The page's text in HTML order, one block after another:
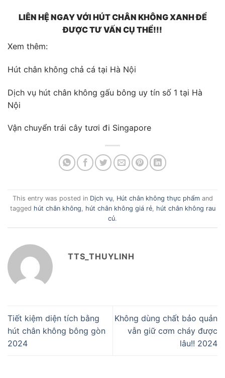
LIÊN HỆ NGAY VỚI HÚT CHÂN KHÔNG XANH ĐỂ
ĐƯỢC TƯ VẤN CỤ THỂ!!!
Xem thêm:
Hút chân không chả cá tại Hà Nội
Dịch vụ hút chân không gấu bông uy tín số 1 tại Hà
Nội
Vận chuyển trái cây tươi đi Singapore
This entry was posted in Dịch vụ, Hút chân không thực phẩmand
tagged hút chân không hút chân không giá rẻ, hút chân không rau
củ.
TTS_THUYLINH
Tiết kiệm diện tích bằng
hút chân không bông gòn
2024
Không dùng chất bảo quản
vẫn giữ cơm cháy được
lâu!! 2024